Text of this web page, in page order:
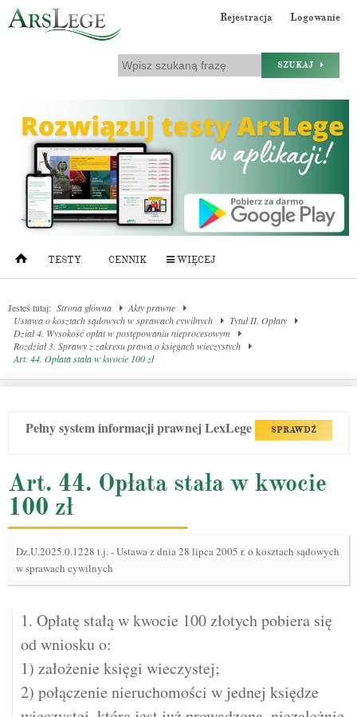
Rejestracja Logowanie
SZUKAJ
TESTY CENNIK WIĘCEJ
Jesteś tutaj: Strona główna
Akty prawne
Ustawa o kosztach sądowych w sprawach cywilnych
Tytuł II. Opłaty
Dział 4. Wysokość opłat w postępowaniu nieprocesowym
Rozdział 3. Sprawy z zakresu prawa o księgach wieczystych
Art. 44. Opłata stała w kwocie 100 zł
Pełny system informacji prawnej LexLege SPRAWDŹ
Art. 44. Opłata stała w kwocie
100 zł
Dz.U.2025.0.1228 t.j.-Ustawa z dnia 28 lipca 2005 r. o kosztach sądowych
w sprawach cywilnych
1. Opłatę stałą w kwocie 100 złotych pobiera się
od wniosku o:
1) założenie księgi wieczystej;
2) połączenie nieruchomości w jednej księdze